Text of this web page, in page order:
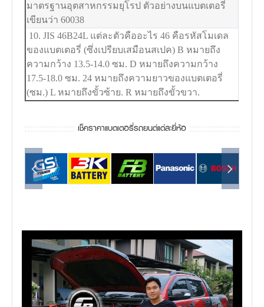
มาตรฐานอุตสาหกรรมยุโรป ตัวอย่างบนแบตเตอรี่
เขียนว่า 60038
10. JIS 46B24L แต่ละตัวคืออะไร 46 คือรหัสโมเดล
ของแบตเตอรี่ (ซึ่งเปรียบเสมือนสเปค) B หมายถึง
ความกว้าง 13.5-14.0 ซม. D หมายถึงความกว้าง
17.5-18.0 ซม. 24 หมายถึงความยาวของแบตเตอรี่
(ซม.) L หมายถึงขั้วซ้าย. R หมายถึงขั้วขวา.
เช็คราคาแบตเตอรี่รถยนต์แต่ละยี่ห้อ